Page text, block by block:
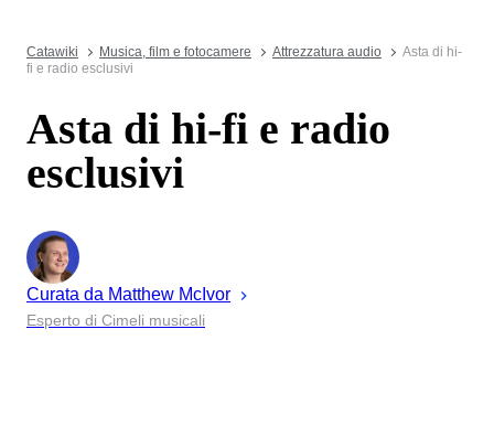
Catawiki Musica, film e fotocamere Attrezzatura audio
Asta di hi-
fi e radio esclusivi
Asta di hi-fi e radio
esclusivi
Curata da Matthew McIvor
Esperto di Cimeli musicali